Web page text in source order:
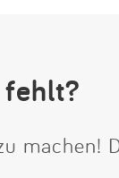
machen!